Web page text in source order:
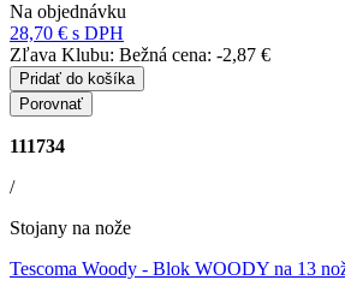
Na objednávku
28,70 € s DPH
Zľava Klubu: Bežná cena: -2,87 €
Pridať do košíka
Porovnať
111734
/
Stojany na nože
Tescoma Woody - Blok WOODY na 13